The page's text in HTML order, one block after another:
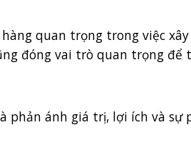
quan trọng trong việc
đóng vai trò quan trọng
ánh giá trị, lợi ích và sự